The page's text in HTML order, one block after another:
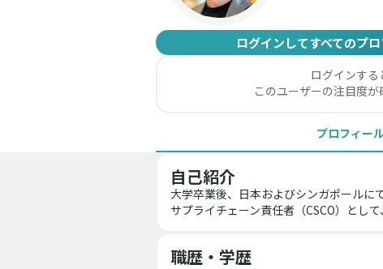
ログインしてすべてのプ
ログインする
このユーザーの注目度
プロフィー
自己紹介
大学卒業後、日本およびシンガポールに
サプライチェーン責任者（CSCO）とし
職歴・学歴